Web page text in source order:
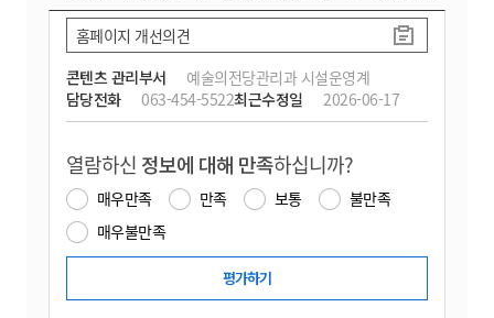
콘텐츠 관리부서
예술의전당관리과 시설운영계
담당전화
063-454-5522최근수정일 2026-06-17
홈페이지 개선의견
열람하신 정보에 대해 만족하십니까?
매우만족 만족 보통
불만족
매우불만족